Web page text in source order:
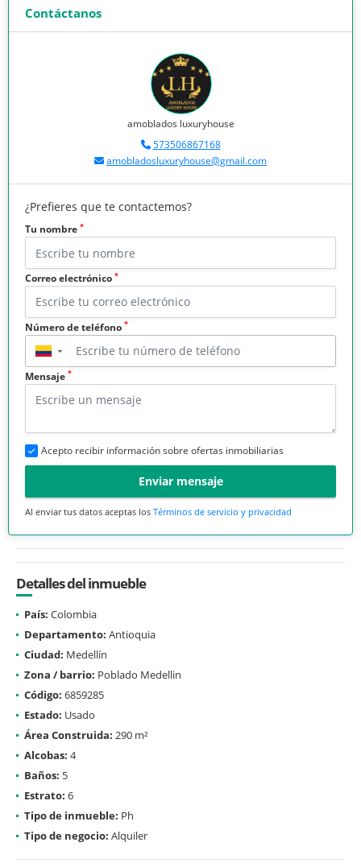
Contáctanos
amoblados luxuryhouse
573506867168
amobladosluxuryhouse@gmail.com
¿Prefieres que te contactemos?
Tu nombre *
Correo electrónico *
Número de teléfono *
▼
Mensaje *
Acepto recibir información sobre ofertas inmobiliarias
Enviar mensaje
Al enviar tus datos aceptas los Términos de servicio y privacidad
Detalles del inmueble
País: Colombia
Departamento: Antioquia
Ciudad: Medellín
Zona / barrio: Poblado Medellin
Código: 6859285
Estado: Usado
Área Construida: 290 m²
Alcobas: 4
Baños: 5
Estrato: 6
Tipo de inmueble: Ph
Tipo de negocio: Alquiler